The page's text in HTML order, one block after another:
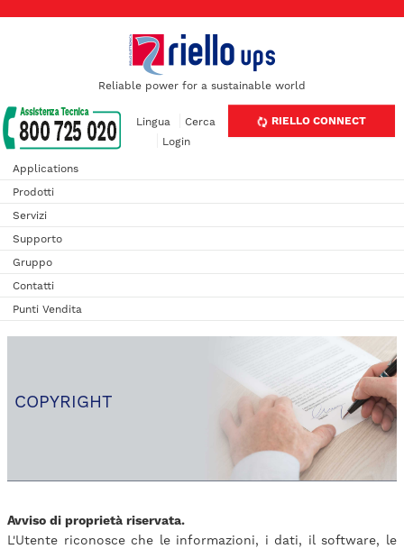
Reliable power for a sustainable world
RIELLO CONNECT
Lingua
Cerca
Login
Applications
Prodotti
Servizi
Supporto
Gruppo
Contatti
Punti Vendita
COPYRIGHT
Avviso di proprietà riservata.
L'Utente riconosce che le informazioni, i dati, il software, le